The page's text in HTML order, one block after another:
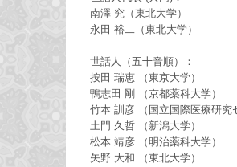
南澤 究（東北大学）
永田 裕二（東北大学）
世話人（五十音順）：
按田 瑞恵 （東京大学）
鴨志田 剛 （京都薬科大学）
竹本 訓彦 （国立国際医療研究
土門 久哲 （新潟大学）
松本 靖彦 （明治薬科大学）
矢野 大和 （東北大学）